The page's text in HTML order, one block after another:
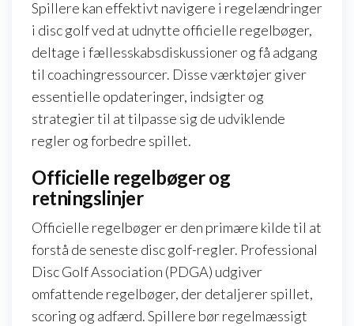
Spillere kan effektivt navigere i regelændringer
i disc golf ved at udnytte officielle regelbøger,
deltage i fællesskabsdiskussioner og få adgang
til coachingressourcer. Disse værktøjer giver
essentielle opdateringer, indsigter og
strategier til at tilpasse sig de udviklende
regler og forbedre spillet.
Officielle regelbøger og
retningslinjer
Officielle regelbøger er den primære kilde til at
forstå de seneste disc golf-regler. Professional
Disc Golf Association (PDGA) udgiver
omfattende regelbøger, der detaljerer spillet,
scoring og adfærd. Spillere bør regelmæssigt